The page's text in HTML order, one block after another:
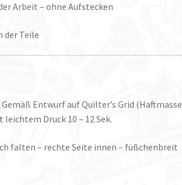
Arbeit – ohne Aufstecken
der Teile
Entwurf auf Quilter’s Grid (Haftmasse
Druck 10 – 12 Sek.
falten – rechte Seite innen – füßchenbreit